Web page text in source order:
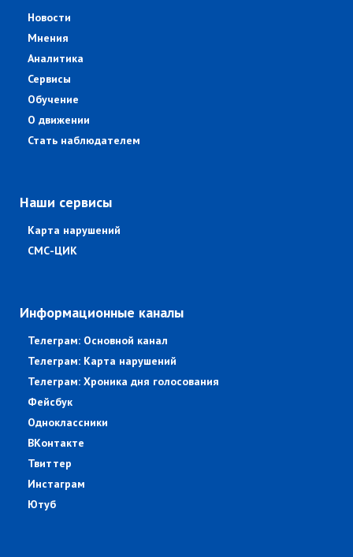
Новости
Мнения
Аналитика
Сервисы
Обучение
О движении
Стать наблюдателем
Наши сервисы
Карта нарушений
СМС-ЦИК
Информационные каналы
Телеграм: Основной канал
Телеграм: Карта нарушений
Телеграм: Хроника дня голосования
Фейсбук
Одноклассники
ВКонтакте
Твиттер
Инстаграм
Ютуб